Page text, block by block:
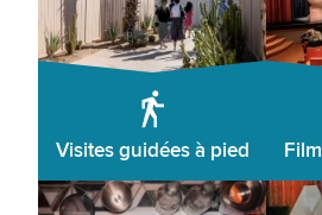
Visites guidées à pied